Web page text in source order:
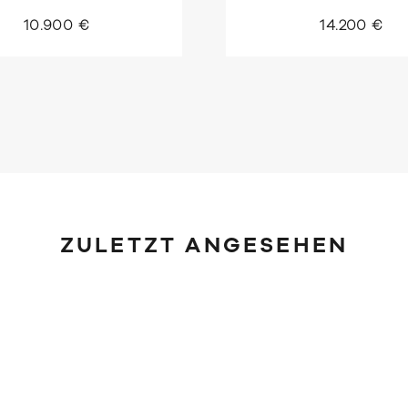
10.900 € 14.200 €
ZULETZT ANGESEHEN